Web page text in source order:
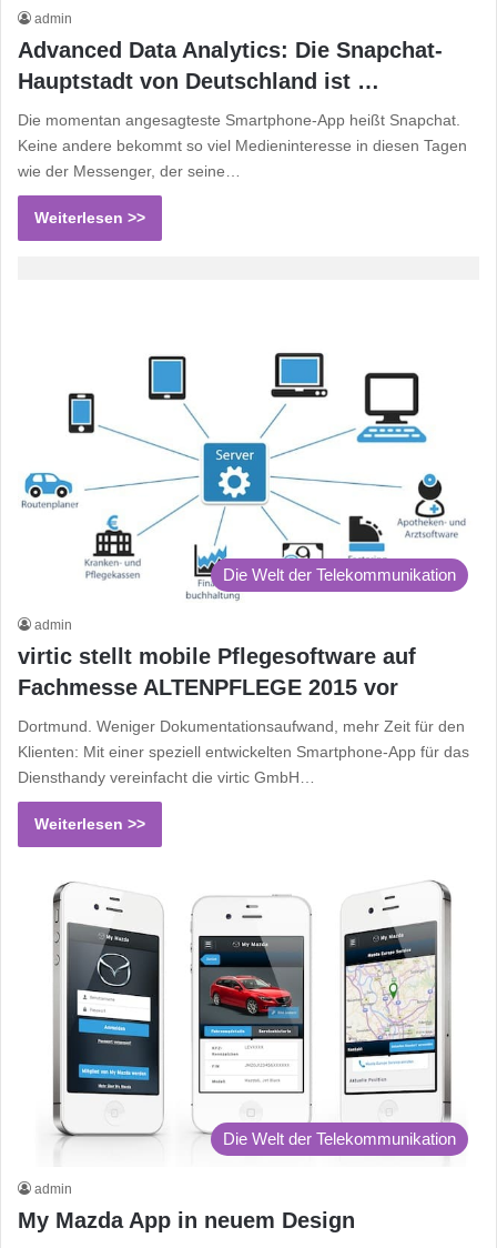
admin
Advanced Data Analytics: Die Snapchat-
Hauptstadt von Deutschland ist …
Die momentan angesagteste Smartphone-App heißt Snapchat.
Keine andere bekommt so viel Medieninteresse in diesen Tagen
wie der Messenger, der seine…
Weiterlesen >>
Die Welt der Telekommunikation
admin
virtic stellt mobile Pflegesoftware auf
Fachmesse ALTENPFLEGE 2015 vor
Dortmund. Weniger Dokumentationsaufwand, mehr Zeit für den
Klienten: Mit einer speziell entwickelten Smartphone-App für das
Diensthandy vereinfacht die virtic GmbH…
Weiterlesen >>
Die Welt der Telekommunikation
admin
My Mazda App in neuem Design